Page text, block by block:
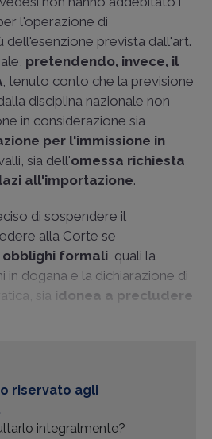
l'operazione di
dell'esenzione prevista dall'art.
pretendendo, invece, il
, tenuto conto che la previsione
disciplina nazionale non
in considerazione sia
per l'immissione in
sia dell'omessa richiesta
all'importazione.
di sospendere il
alla Corte se
obblighi formali, quali la
in dogana e la dichiarazione di
sia idonea a precludere
riservato agli
integralmente?